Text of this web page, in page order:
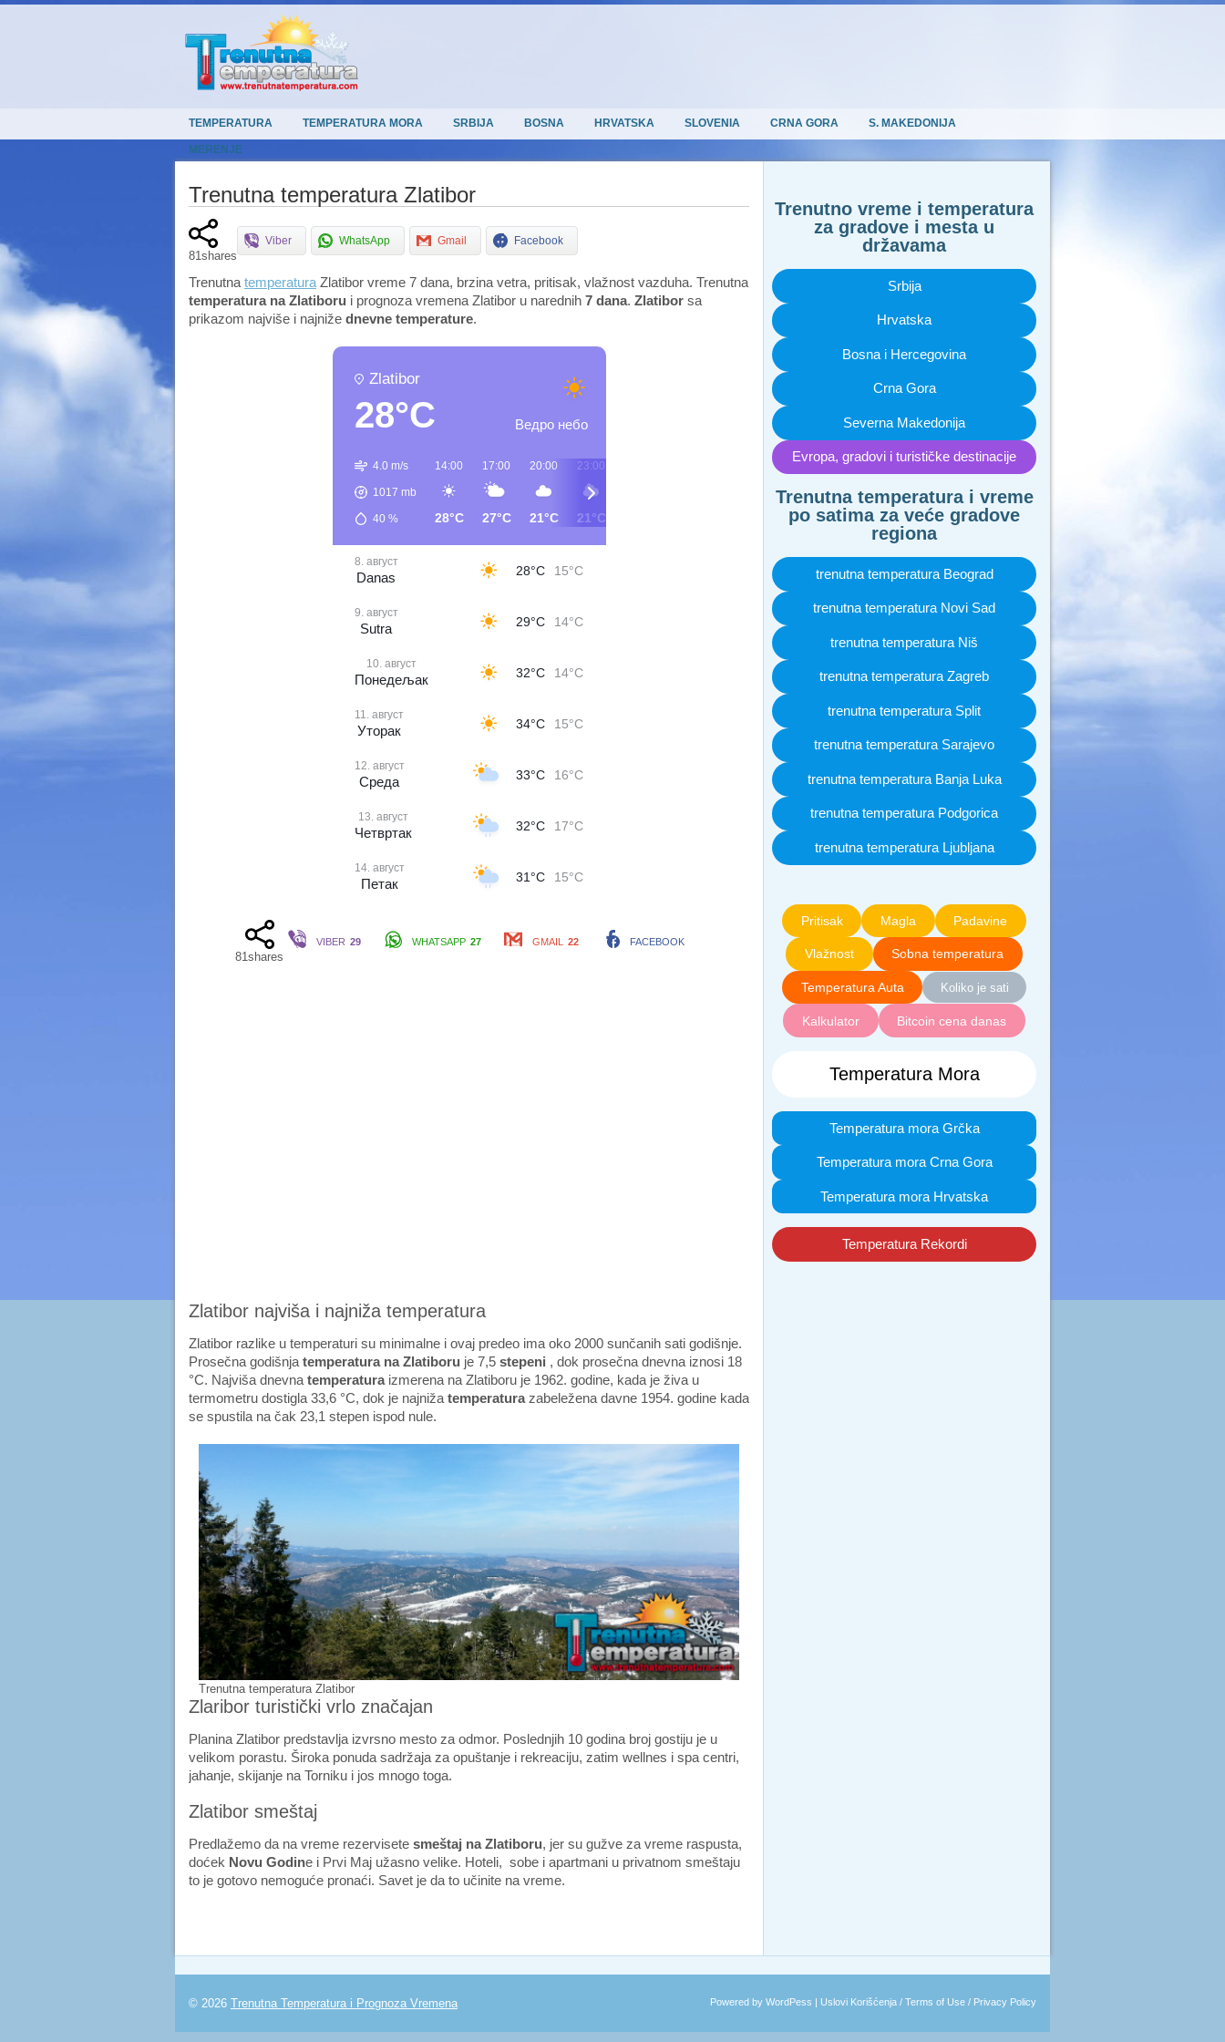
TEMPERATURA TEMPERATURA MORA SRBIJA BOSNA HRVATSKA SLOVENIA CRNA GORA S. MAKEDONIJA
MERENJE
Trenutna temperatura Zlatibor
81shares
Viber WhatsApp Gmail Facebook
Trenutna temperatura Zlatibor vreme 7 dana, brzina vetra, pritisak, vlažnost vazduha. Trenutna
temperatura na Zlatiboru i prognoza vremena Zlatibor u narednih 7 dana. Zlatibor sa
prikazom najviše i najniže dnevne temperature.
Zlatibor
28°C Ведро небо
4.0 m/s
1017 mb
40 %
14:00
28°C
17:00
27°C
20:00
21°C
23:00
21°C
11:00
26°C
8. август
Danas 28°C 15°C
9. август
Sutra 29°C 14°C
10. август
Понедељак 32°C 14°C
11. август
Уторак 34°C 15°C
12. август
Среда 33°C 16°C
13. август
Четвртак 32°C 17°C
14. август
Петак 31°C 15°C
81shares
VIBER 29 WHATSAPP 27 GMAIL 22 FACEBOOK
Zlatibor najviša i najniža temperatura
Zlatibor razlike u temperaturi su minimalne i ovaj predeo ima oko 2000 sunčanih sati godišnje.
Prosečna godišnja temperatura na Zlatiboru je 7,5 stepeni , dok prosečna dnevna iznosi 18
°C. Najviša dnevna temperaturaizmerena na Zlatiboru je 1962. godine, kada je živa u
termometru dostigla 33,6 °C, dok je najniža temperaturazabeležena davne 1954. godine kada
se spustila na čak 23,1 stepen ispod nule.
Trenutna temperatura Zlatibor
Zlaribor turistički vrlo značajan
Planina Zlatibor predstavlja izvrsno mesto za odmor. Poslednjih 10 godina broj gostiju je u
velikom porastu. Široka ponuda sadržaja za opuštanje i rekreaciju, zatim wellnes i spa centri,
jahanje, skijanje na Torniku i jos mnogo toga.
Zlatibor smeštaj
Predlažemo da na vreme rezervisete smeštaj na Zlatiboru, jer su gužve za vreme raspusta,
doćek Novu Godine i Prvi Maj užasno velike. Hoteli, sobe i apartmani u privatnom smeštaju
to je gotovo nemoguće pronaći. Savet je da to učinite na vreme.
Trenutno vreme i temperatura
za gradove i mesta u
državama
Srbija
Hrvatska
Bosna i Hercegovina
Crna Gora
Severna Makedonija
Evropa, gradovi i turističke destinacije
Trenutna temperatura i vreme
po satima za veće gradove
regiona
trenutna temperatura Beograd
trenutna temperatura Novi Sad
trenutna temperatura Niš
trenutna temperatura Zagreb
trenutna temperatura Split
trenutna temperatura Sarajevo
trenutna temperatura Banja Luka
trenutna temperatura Podgorica
trenutna temperatura Ljubljana
Pritisak Magla Padavine
Vlažnost Sobna temperatura
Temperatura Auta Koliko je sati
Kalkulator Bitcoin cena danas
Temperatura Mora
Temperatura mora Grčka
Temperatura mora Crna Gora
Temperatura mora Hrvatska
Temperatura Rekordi
© 2026 Trenutna Temperatura i Prognoza Vremena Powered by WordPess | Uslovi Korišćenja / Terms of Use / Privacy Policy